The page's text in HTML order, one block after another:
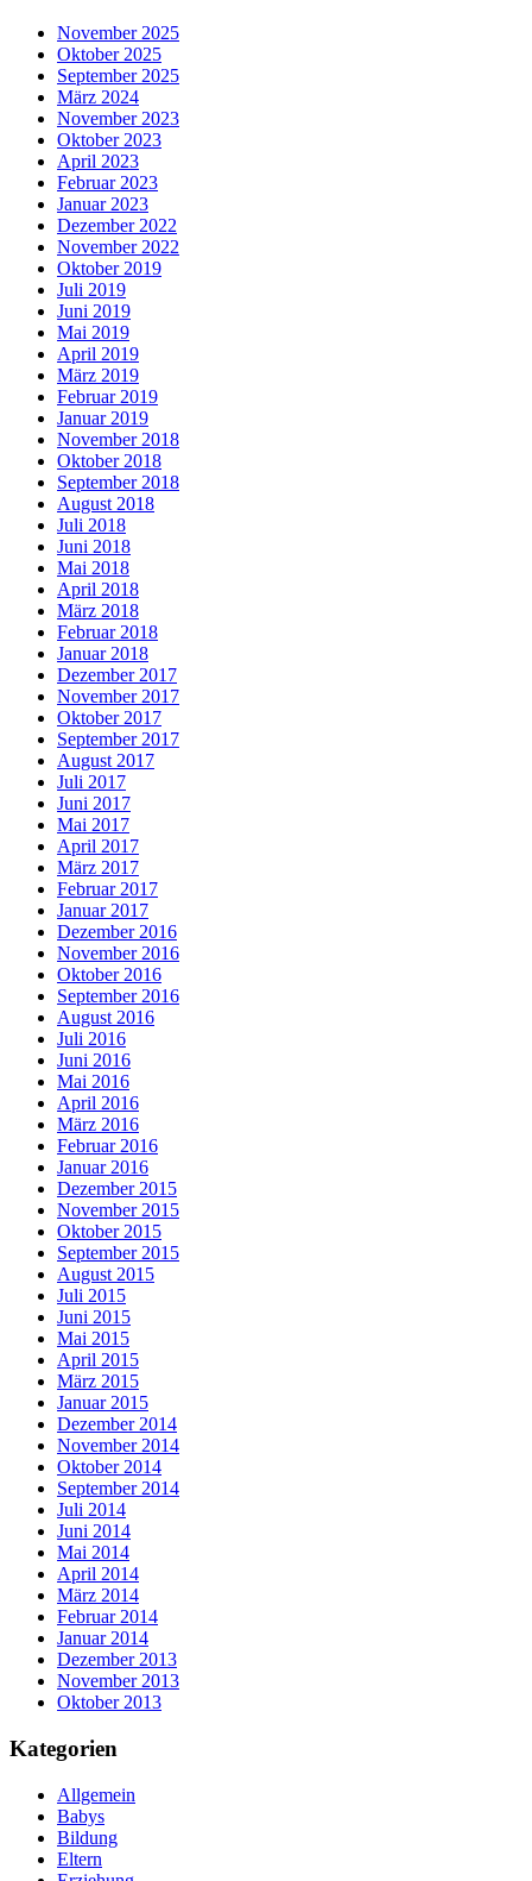
November 2025
Oktober 2025
September 2025
März 2024
November 2023
Oktober 2023
April 2023
Februar 2023
Januar 2023
Dezember 2022
November 2022
Oktober 2019
Juli 2019
Juni 2019
Mai 2019
April 2019
März 2019
Februar 2019
Januar 2019
November 2018
Oktober 2018
September 2018
August 2018
Juli 2018
Juni 2018
Mai 2018
April 2018
März 2018
Februar 2018
Januar 2018
Dezember 2017
November 2017
Oktober 2017
September 2017
August 2017
Juli 2017
Juni 2017
Mai 2017
April 2017
März 2017
Februar 2017
Januar 2017
Dezember 2016
November 2016
Oktober 2016
September 2016
August 2016
Juli 2016
Juni 2016
Mai 2016
April 2016
März 2016
Februar 2016
Januar 2016
Dezember 2015
November 2015
Oktober 2015
September 2015
August 2015
Juli 2015
Juni 2015
Mai 2015
April 2015
März 2015
Januar 2015
Dezember 2014
November 2014
Oktober 2014
September 2014
Juli 2014
Juni 2014
Mai 2014
April 2014
März 2014
Februar 2014
Januar 2014
Dezember 2013
November 2013
Oktober 2013
Kategorien
Allgemein
Babys
Bildung
Eltern